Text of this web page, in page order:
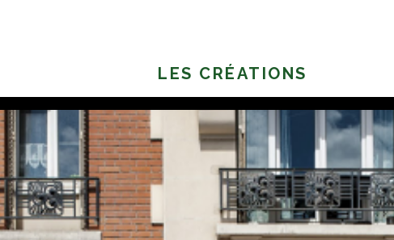
LES CRÉATIONS